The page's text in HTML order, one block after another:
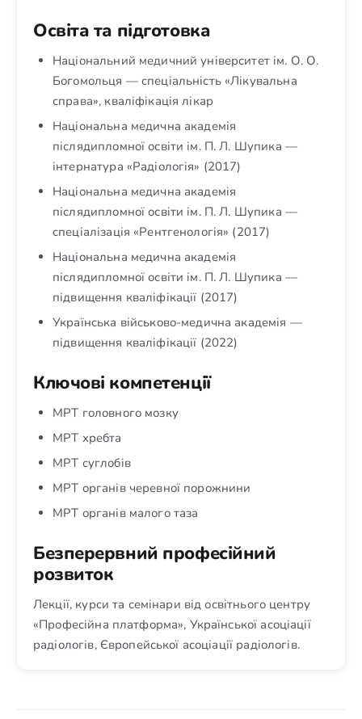
Освіта та підготовка
Національний медичний університет ім. О. О.
Богомольця — спеціальність «Лікувальна
справа», кваліфікація лікар
Національна медична академія
післядипломної освіти ім. П. Л. Шупика —
інтернатура «Радіологія» (2017)
Національна медична академія
післядипломної освіти ім. П. Л. Шупика —
спеціалізація «Рентгенологія» (2017)
Національна медична академія
післядипломної освіти ім. П. Л. Шупика —
підвищення кваліфікації (2017)
Українська військово-медична академія —
підвищення кваліфікації (2022)
Ключові компетенції
МРТ головного мозку
МРТ хребта
МРТ суглобів
МРТ органів черевної порожнини
МРТ органів малого таза
Безперервний професійний
розвиток
Лекції, курси та семінари від освітнього центру
«Професійна платформа», Української асоціації
радіологів, Європейської асоціації радіологів.